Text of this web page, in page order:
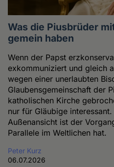
Was die Piusbrüder
gemein haben
Wenn der Papst
exkommuniziert und gleich
wegen einer unerlaubten
Glaubensgemeinschaft der
katholischen Kirche
nur für Gläubige
Außenansicht ist der
Parallele im Weltlichen hat.
Peter Kurz
06.07.2026